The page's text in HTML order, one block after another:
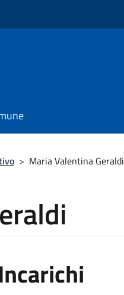
> Maria Valentina Geraldi
Incarichi